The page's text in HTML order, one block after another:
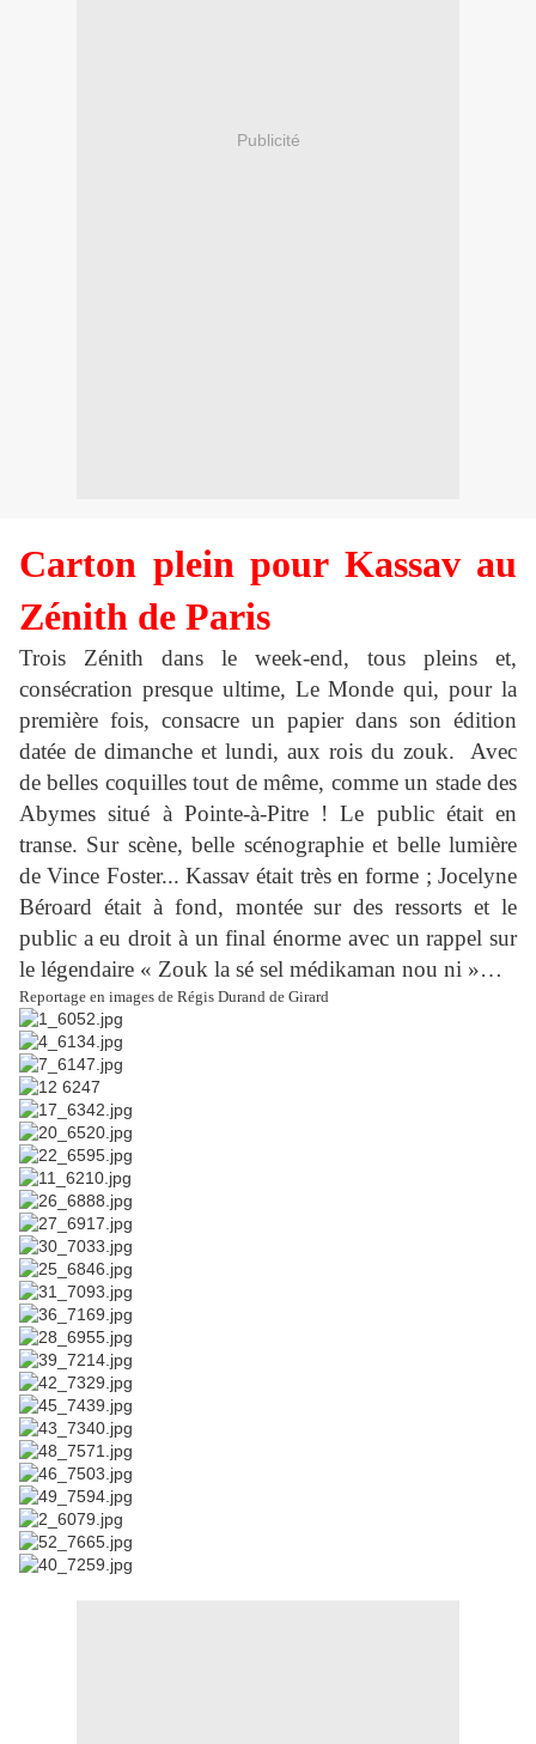
Publicité
Carton plein pour Kassav au
Zénith de Paris
Trois Zénith dans le week-end, tous pleins et,
consécration presque ultime, Le Monde qui, pour la
première fois, consacre un papier dans son édition
datée de dimanche et lundi, aux rois du zouk. Avec
de belles coquilles tout de même, comme un stade des
Abymes situé à Pointe-à-Pitre ! Le public était en
transe. Sur scène, belle scénographie et belle lumière
de Vince Foster... Kassav était très en forme ; Jocelyne
Béroard était à fond, montée sur des ressorts et le
public a eu droit à un final énorme avec un rappel sur
le légendaire « Zouk la sé sel médikaman nou ni »…
Reportage en images de Régis Durand de Girard